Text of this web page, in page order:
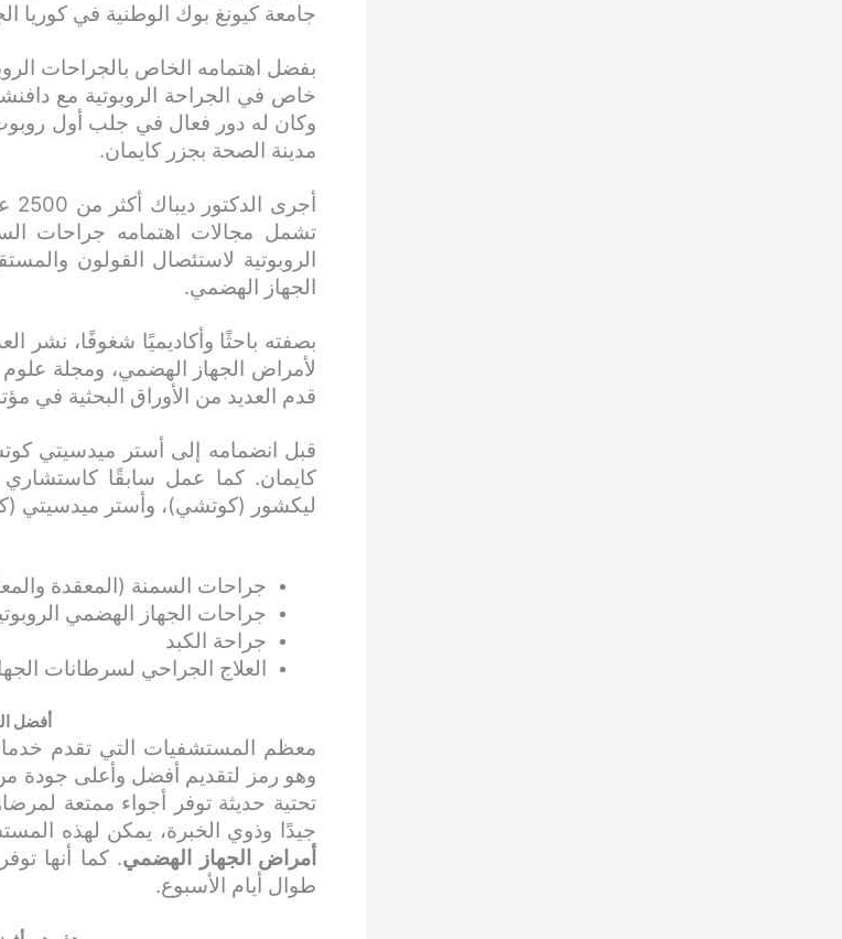
جامعة كيونغ بوك الوطنية في كوريا
بفضل اهتمامه الخاص بالجراحات
خاص في الجراحة الروبوتية مع
وكان له دور فعال في جلب أول
مدينة الصحة بجزر كايمان.
تشمل مجالات اهتمامه جراحات
الروبوتية لاستئصال القولون
الجهاز الهضمي.
بصفته باحثًا وأكاديميًا شغوفًا، نشر
لأمراض الجهاز الهضمي، ومجلة علوم
قدم العديد من الأوراق البحثية في
قبل انضمامه إلى أستر ميدسيتي
كايمان. كما عمل سابقًا
ليكشور (كوتشي)، وأستر
جراحات السمنة (المعقدة
جراحات الجهاز الهضمي
جراحة الكبد
العلاج الجراحي لسرطانات
أفضل
معظم المستشفيات التي تقدم
وهو رمز لتقديم أفضل وأعلى جودة
تحتية حديثة توفر أجواء ممتعة
جيدًا وذوي الخبرة، يمكن لهذه
أمراض الجهاز الهضمي
طوال أيام الأسبوع.